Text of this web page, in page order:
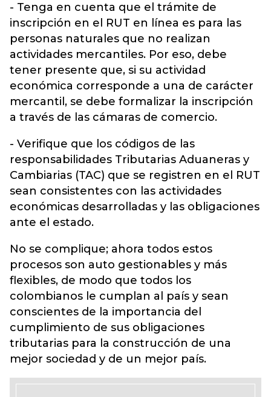
- Tenga en cuenta que el trámite de
inscripción en el RUT en línea es para las
personas naturales que no realizan
actividades mercantiles. Por eso, debe
tener presente que, si su actividad
económica corresponde a una de carácter
mercantil, se debe formalizar la inscripción
a través de las cámaras de comercio.
- Verifique que los códigos de las
responsabilidades Tributarias Aduaneras y
Cambiarias (TAC) que se registren en el RUT
sean consistentes con las actividades
económicas desarrolladas y las obligaciones
ante el estado.
No se complique; ahora todos estos
procesos son auto gestionables y más
flexibles, de modo que todos los
colombianos le cumplan al país y sean
conscientes de la importancia del
cumplimiento de sus obligaciones
tributarias para la construcción de una
mejor sociedad y de un mejor país.